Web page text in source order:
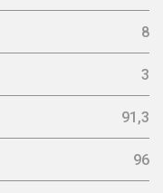
8
3
91,3
96